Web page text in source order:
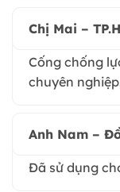
Chị Mai –
Cống chống
chuyên
Anh Nam –
Đã sử dụng